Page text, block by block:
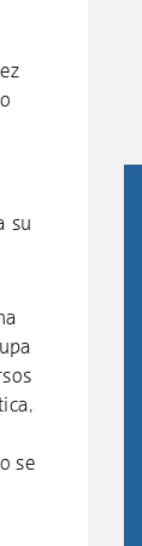
su
se